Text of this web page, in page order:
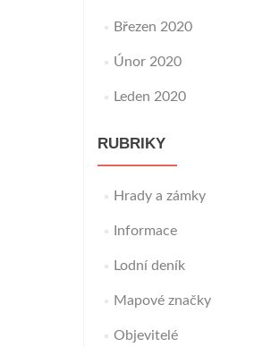
Březen 2020
Únor 2020
Leden 2020
RUBRIKY
Hrady a zámky
Informace
Lodní deník
Mapové značky
Objevitelé